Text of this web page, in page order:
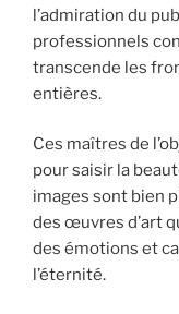
l’admiration du
professionnels
transcende les
entières.
Ces maîtres de
pour saisir la
images sont bien
des œuvres d’art
des émotions et
l’éternité.